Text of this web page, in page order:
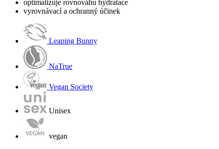
optimalizuje rovnováhu hydratace
vyrovnávací a ochranný účinek
Leaping Bunny
NaTrue
Vegan Society
Unisex
vegan